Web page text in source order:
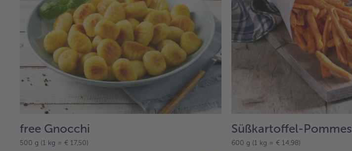
free Gnocchi
500 g (1 kg = € 17,50)
Süßkartoffel-Pommes
600 g (1 kg = € 14,98)